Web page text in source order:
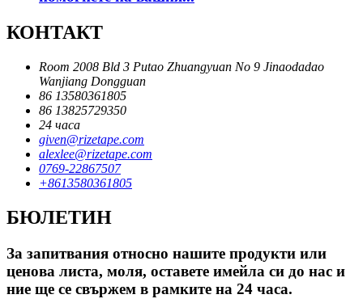
КОНТАКТ
Room 2008 Bld 3 Putao Zhuangyuan No 9 Jinaodadao
Wanjiang Dongguan
86 13580361805
86 13825729350
24 часа
given@rizetape.com
alexlee@rizetape.com
0769-22867507
+8613580361805
БЮЛЕТИН
За запитвания относно нашите продукти или
ценова листа, моля, оставете имейла си до нас и
ние ще се свържем в рамките на 24 часа.